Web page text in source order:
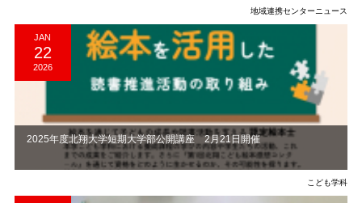
地域連携センターニュース
JAN
22
2026
2025年度北翔大学短期大学部公開講座 2月21日開催
こども学科